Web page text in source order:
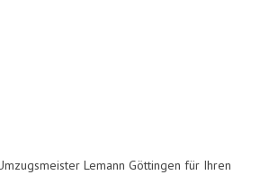
Lemann Göttingen für Ihren